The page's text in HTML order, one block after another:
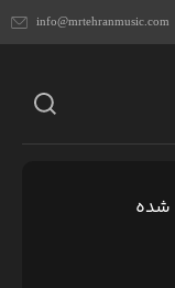
info@mrtehranmusic.com
شده